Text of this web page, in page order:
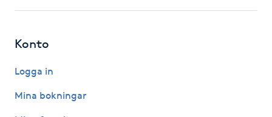
Lymfmassage
Läpptatuering
M
Makeup
Konto
Logga in
Mina bokningar